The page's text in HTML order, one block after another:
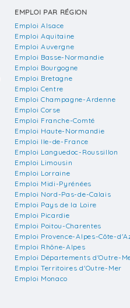
EMPLOI PAR RÉGION
Emploi Alsace
Emploi Aquitaine
Emploi Auvergne
Emploi Basse-Normandie
Emploi Bourgogne
Emploi Bretagne
Emploi Centre
Emploi Champagne-Ardenne
Emploi Corse
Emploi Franche-Comté
Emploi Haute-Normandie
Emploi Ile-de-France
Emploi Languedoc-Roussillon
Emploi Limousin
Emploi Lorraine
Emploi Midi-Pyrénées
Emploi Nord-Pas-de-Calais
Emploi Pays de la Loire
Emploi Picardie
Emploi Poitou-Charentes
Emploi Provence-Alpes-Côte-
Emploi Rhône-Alpes
Emploi Départements d'Outre-
Emploi Territoires d'Outre-Mer
Emploi Monaco